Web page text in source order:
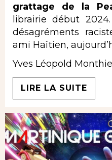
grattage de la
librairie début
désagréments
ami Haïtien,
Yves Léopold
LIRE LA SUITE